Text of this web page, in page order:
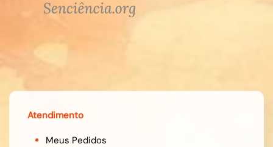
Atendimento
Meus Pedidos